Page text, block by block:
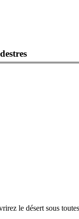
le désert sous